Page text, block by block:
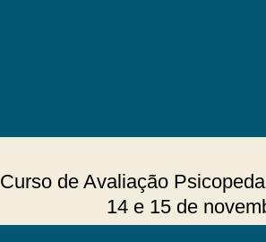
Curso de Avaliação
14 e 15 de